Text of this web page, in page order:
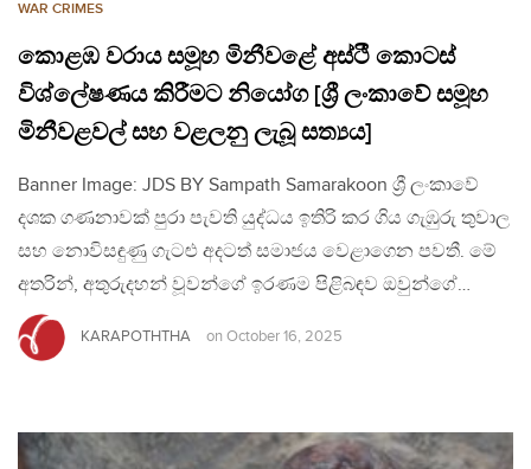
WAR CRIMES
කොළඹ වරාය සමූහ මිනීවළේ අස්ථී කොටස්
විශ්ලේෂණය කිරීමට නියෝග [ශ්‍රී ලංකාවේ සමූහ
මිනීවළවල් සහ වළලනු ලැබූ සත්‍යය]
Banner Image: JDS BY Sampath Samarakoon ශ්‍රී ලංකාවේ
දශක ගණනාවක් පුරා පැවති යුද්ධය ඉතිරි කර ගිය ගැඹුරු තුවාල
සහ නොවිසඳුණු ගැටළු අදටත් සමාජය වෙළාගෙන පවතී. මේ
අතරින්, අතුරුදහන් වූවන්ගේ ඉරණම පිළිබඳව ඔවුන්ගේ…
KARAPOTHTHA on October 16, 2025